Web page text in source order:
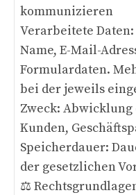
kommunizieren
Verarbeitete
Name, E-Mail-
Formulardaten.
bei der jeweils
Zweck:
Kunden,
Speicherdauer:
der gesetzlichen
⚖️